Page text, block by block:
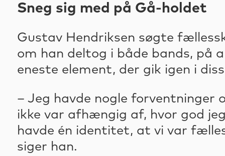
Sneg sig med på Gå-holdet
Gustav Hendriksen søgte
om han deltog i både bands, på
eneste element, der gik igen i
– Jeg havde nogle forventninger
ikke var afhængig af, hvor god
havde én identitet, at vi var
siger han.